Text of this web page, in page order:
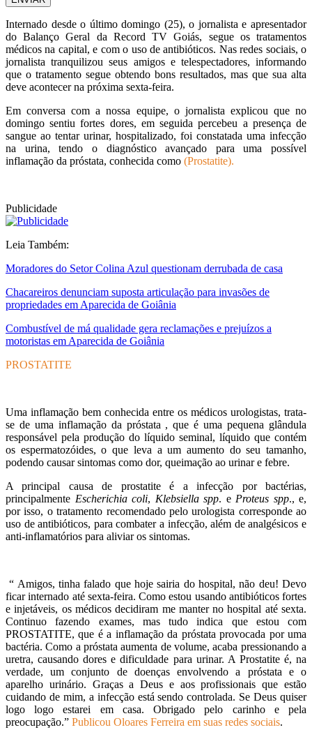
Internado desde o último domingo (25), o jornalista e apresentador
do Balanço Geral da Record TV Goiás, segue os tratamentos
médicos na capital, e com o uso de antibióticos. Nas redes sociais, o
jornalista tranquilizou seus amigos e telespectadores, informando
que o tratamento segue obtendo bons resultados, mas que sua alta
deve acontecer na próxima sexta-feira.
Em conversa com a nossa equipe, o jornalista explicou que no
domingo sentiu fortes dores, em seguida percebeu a presença de
sangue ao tentar urinar, hospitalizado, foi constatada uma infecção
na urina, tendo o diagnóstico avançado para uma possível
inflamação da próstata, conhecida como (Prostatite).
Publicidade
Leia Também:
Moradores do Setor Colina Azul questionam derrubada de casa
Chacareiros denunciam suposta articulação para invasões de
propriedades em Aparecida de Goiânia
Combustível de má qualidade gera reclamações e prejuízos a
motoristas em Aparecida de Goiânia
PROSTATITE
Uma inflamação bem conhecida entre os médicos urologistas, trata-
se de uma inflamação da próstata , que é uma pequena glândula
responsável pela produção do líquido seminal, líquido que contém
os espermatozóides, o que leva a um aumento do seu tamanho,
podendo causar sintomas como dor, queimação ao urinar e febre.
A principal causa de prostatite é a infecção por bactérias,
principalmente Escherichia coli, Klebsiella spp. e Proteus spp., e,
por isso, o tratamento recomendado pelo urologista corresponde ao
uso de antibióticos, para combater a infecção, além de analgésicos e
anti-inflamatórios para aliviar os sintomas.
“ Amigos, tinha falado que hoje sairia do hospital, não deu! Devo
ficar internado até sexta-feira. Como estou usando antibióticos fortes
e injetáveis, os médicos decidiram me manter no hospital até sexta.
Continuo fazendo exames, mas tudo indica que estou com
PROSTATITE, que é a inflamação da próstata provocada por uma
bactéria. Como a próstata aumenta de volume, acaba pressionando a
uretra, causando dores e dificuldade para urinar. A Prostatite é, na
verdade, um conjunto de doenças envolvendo a próstata e o
aparelho urinário. Graças a Deus e aos profissionais que estão
cuidando de mim, a infecção está sendo controlada. Se Deus quiser
logo logo estarei em casa. Obrigado pelo carinho e pela
preocupação.” Publicou Oloares Ferreira em suas redes sociais.